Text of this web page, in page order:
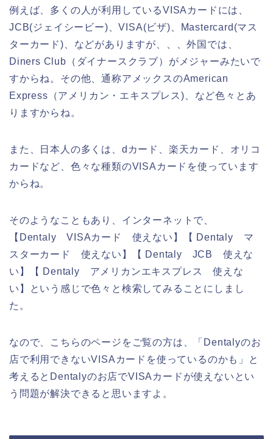
例えば、多くの人が利用しているVISAカードには、
JCB(ジェイシービー)、VISA(ビザ)、Mastercard(マス
ターカード)、などがありますが、、、外国では、
Diners Club（ダイナースクラブ）がメジャーみたいで
すからね。その他、通称アメックスのAmerican
Express（アメリカン・エキスプレス)、など色々とあ
りますからね。
また、日本人の多くは、dカード、楽天カード、オリコ
カードなど、色々な種類のVISAカードを使っています
からね。
そのようなこともあり、インターネットで、
【Dentaly VISAカード 使えない】【 Dentaly マ
スターカード 使えない】【 Dentaly JCB 使えな
い】【 Dentaly アメリカンエキスプレス 使えな
い】という感じで色々と検索してみることにしまし
た。
なので、こちらのページをご覧の方は、「Dentalyのお
店で利用できないVISAカードを使っているのかも」と
考えるとDentalyのお店でVISAカードが使えないとい
う問題が解決できると思いますよ。